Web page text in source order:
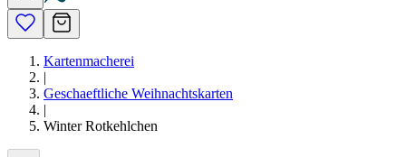
Kartenmacherei
|
Geschaeftliche Weihnachtskarten
|
Winter Rotkehlchen